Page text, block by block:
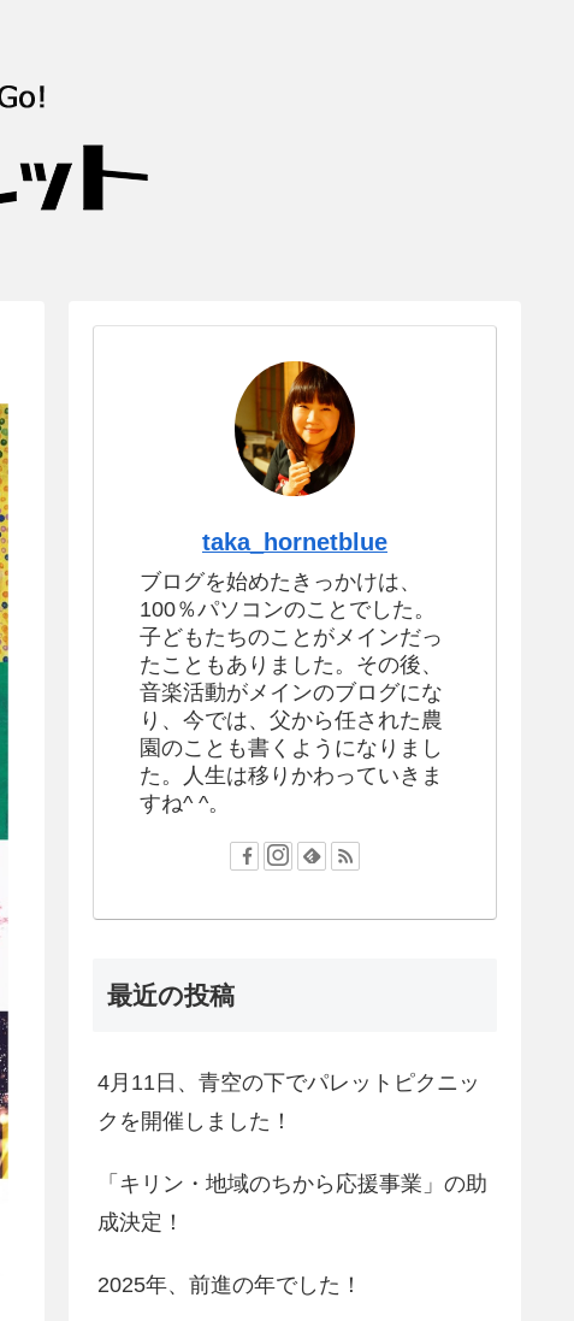
taka_hornetblue
ブログを始めたきっかけは、
100％パソコンのことでした。
子どもたちのことがメインだっ
たこともありました。その後、
音楽活動がメインのブログにな
り、今では、父から任された農
園のことも書くようになりまし
た。人生は移りかわっていきま
すね^ ^。
最近の投稿
4月11日、青空の下でパレットピクニッ
クを開催しました！
「キリン・地域のちから応援事業」の助
成決定！
2025年、前進の年でした！